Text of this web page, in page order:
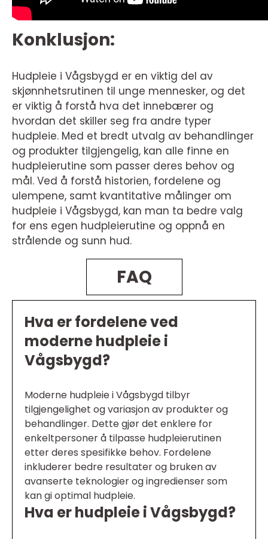
Konklusjon:
Hudpleie i Vågsbygd er en viktig del av
skjønnhetsrutinen til unge mennesker, og det
er viktig å forstå hva det innebærer og
hvordan det skiller seg fra andre typer
hudpleie. Med et bredt utvalg av behandlinger
og produkter tilgjengelig, kan alle finne en
hudpleierutine som passer deres behov og
mål. Ved å forstå historien, fordelene og
ulempene, samt kvantitative målinger om
hudpleie i Vågsbygd, kan man ta bedre valg
for ens egen hudpleierutine og oppnå en
strålende og sunn hud.
FAQ
Hva er fordelene ved
moderne hudpleie i
Vågsbygd?
Moderne hudpleie i Vågsbygd tilbyr
tilgjengelighet og variasjon av produkter og
behandlinger. Dette gjør det enklere for
enkeltpersoner å tilpasse hudpleierutinen
etter deres spesifikke behov. Fordelene
inkluderer bedre resultater og bruken av
avanserte teknologier og ingredienser som
kan gi optimal hudpleie.
Hva er hudpleie i Vågsbygd?